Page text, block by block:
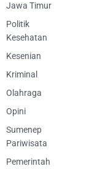
Jawa Timur
Politik
Kesehatan
Kesenian
Kriminal
Olahraga
Opini
Sumenep
Pariwisata
Pemerintah